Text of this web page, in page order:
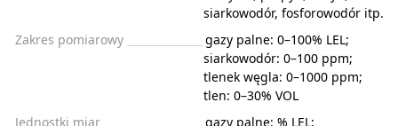
siarkowodór, fosforowodór itp.
Zakres pomiarowy
gazy palne: 0–100% LEL;
siarkowodór: 0–100 ppm;
tlenek węgla: 0–1000 ppm;
tlen: 0–30% VOL
Jednostki miar
gazy palne: % LEL;